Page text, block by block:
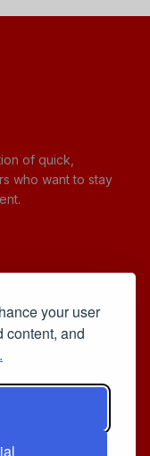
your user
content, and
of quick,
who want to stay